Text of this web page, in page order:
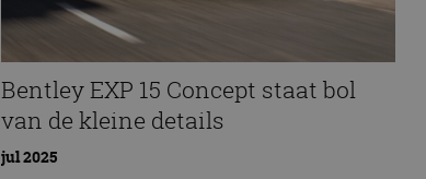
Bentley EXP 15 Concept staat bol
van de kleine details
jul 2025